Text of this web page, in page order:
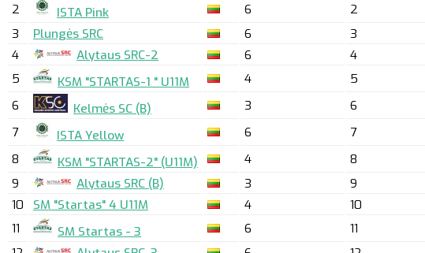
2
ISTA Pink 6 2
3
Plungės SRC 6 3
4
Alytaus SRC-2 6 4
5
KSM "STARTAS-1 " U11M 4 5
6
Kelmės SC (B) 3 6
7
ISTA Yellow 6 7
8
KSM "STARTAS-2" (U11M) 4 8
9
Alytaus SRC (B) 3 9
10
SM "Startas" 4 U11M 4 10
11
SM Startas - 3 6 11